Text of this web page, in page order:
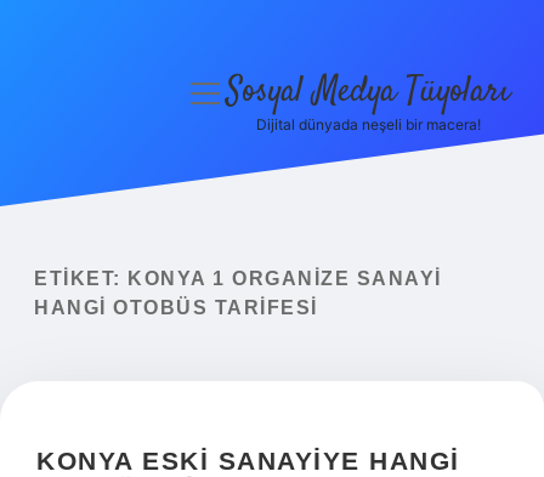
Yasal Uyarı
menüyüSosyal Medya Tüyoları
Dijital dünyada neşeli bir macera!
ETIKET:
KONYA 1 ORGANIZE SANAYI
HANGI OTOBÜS TARIFESI
KONYA ESKI SANAYIYE HANGI